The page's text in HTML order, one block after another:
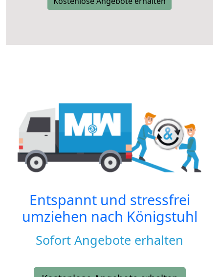
Entspannt und stressfrei
umziehen nach Königstuhl
Sofort Angebote erhalten